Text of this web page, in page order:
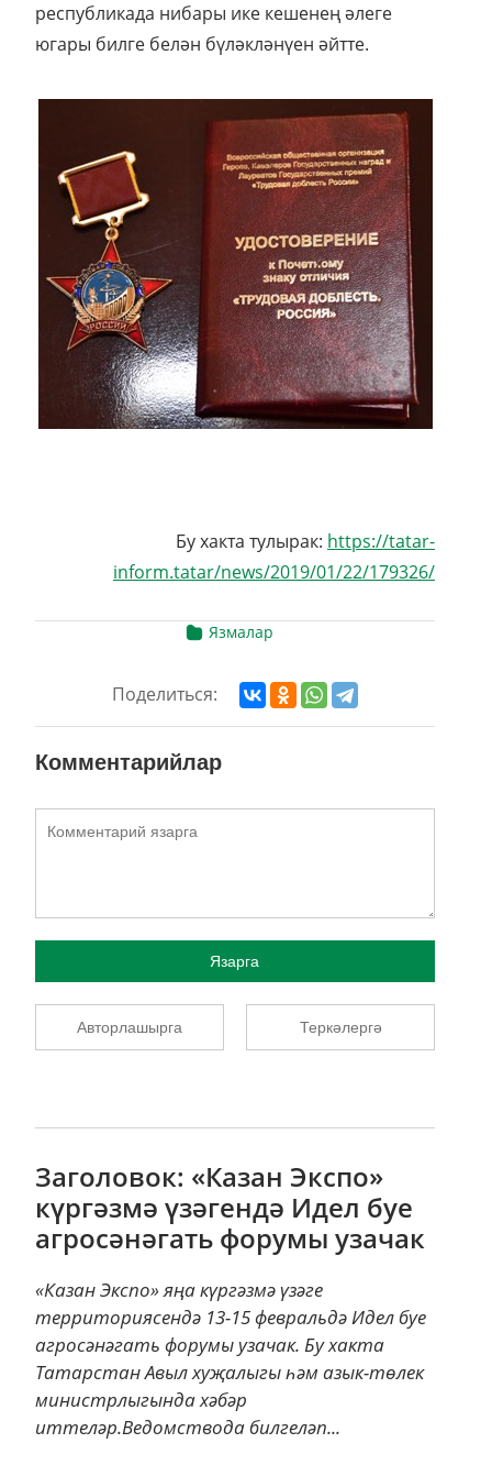
республикада нибары ике кешенең әлеге
югары билге белән бүләкләнүен әйтте.
Бу хакта тулырак: https://tatar-
inform.tatar/news/2019/01/22/179326/
Язмалар
Поделиться:
Комментарийлар
Язарга
Авторлашырга Теркәлергә
Заголовок: «Казан Экспо»
күргәзмә үзәгендә Идел буе
агросәнәгать форумы узачак
«Казан Экспо» яңа күргәзмә үзәге
территориясендә 13-15 февральдә Идел буе
агросәнәгать форумы узачак. Бу хакта
Татарстан Авыл хуҗалыгы һәм азык-төлек
министрлыгында хәбәр
иттеләр.Ведомствода билгеләп...